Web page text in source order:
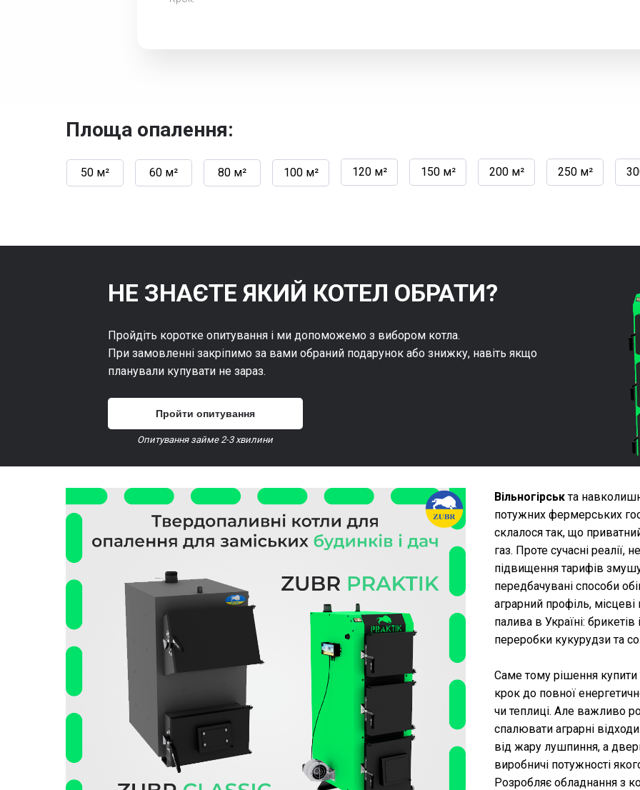
50 м² 60 м² 80 м² 100 м² 120 м² 150 м² 200 м² 250 м²
Площа опалення:
НЕ ЗНАЄТЕ ЯКИЙ КОТЕЛ ОБРАТИ?
Пройдіть коротке опитування і ми допоможемо з вибором котла.
При замовленні закріпимо за вами обраний подарунок або знижку, навіть якщо
планували купувати не зараз.
Пройти опитування
Опитування займе 2-3 хвилини
Вільногірськта
потужних фермерських
склалося так, що
газ. Проте сучасні реалії,
підвищення тарифів
передбачувані способи
аграрний профіль,
палива в Україні:
переробки кукурудзи та
Саме тому рішення купити
крок до повної
чи теплиці. Але важливо
спалювати аграрні
від жару лушпиння, а
виробничі потужності
Розробляє обладнання з